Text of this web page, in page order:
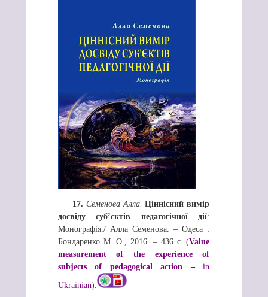
17. СеменоваАлла. Ціннісний вимір
досвіду суб’єктів педагогічної дії:
Монографія./ Алла Семенова. – Одеса :
Бондаренко М. О., 2016. – 436 с. (Value
measurement
of the experience
of
subjects
of pedagogical action –in
Ukrainian).